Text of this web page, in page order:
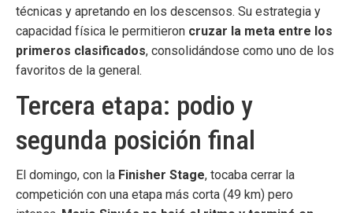
técnicas y apretando en los descensos. Su estrategia y
capacidad física le permitieron cruzar la meta entre los
primeros clasificados, consolidándose como uno de los
favoritos de la general.
Tercera etapa: podio y
segunda posición final
El domingo, con la Finisher Stage, tocaba cerrar la
competición con una etapa más corta (49 km) pero